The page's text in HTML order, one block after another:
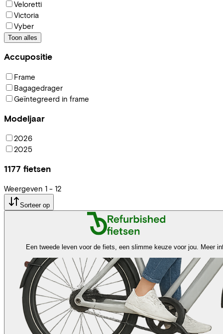
Veloretti
Victoria
Vyber
Toon alles
Accupositie
Frame
Bagagedrager
Geïntegreerd in frame
Modeljaar
2026
2025
1177 fietsen
Weergeven 1 - 12
Sorteer op
Een tweede leven voor de fiets, een slimme keuze voor jou. Meer